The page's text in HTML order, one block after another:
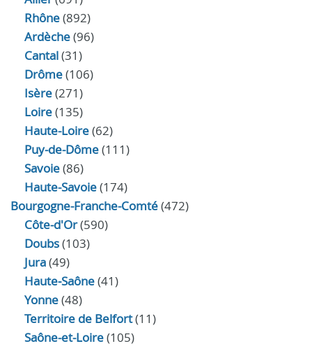
Rhône(892)
Ardèche(96)
Cantal(31)
Drôme(106)
Isère(271)
Loire(135)
Haute-Loire(62)
Puy-de-Dôme(111)
Savoie(86)
Haute-Savoie(174)
Bourgogne-Franche-Comté(472)
Côte-d'Or(590)
Doubs(103)
Jura(49)
Haute‑Saône(41)
Yonne(48)
Territoire de Belfort(11)
Saône-et-Loire(105)